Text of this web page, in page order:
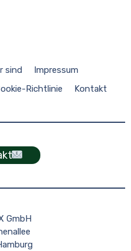
sind
Impressum
Richtlinie Kontakt
GmbH